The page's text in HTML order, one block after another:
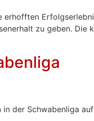
zu geben.
der Schwabenliga